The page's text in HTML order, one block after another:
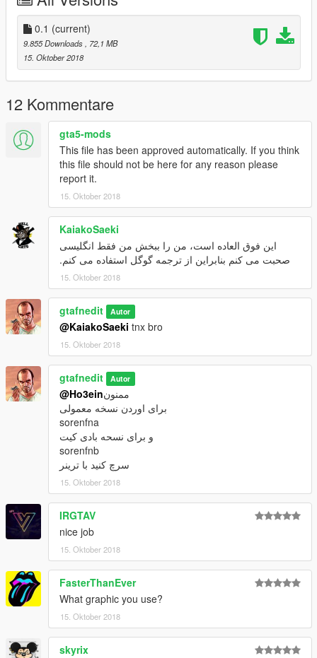
هندلینگ درست
اکسترا ساب و باک سی ان جی
متریال با کیفیت
@gtafnedit
Spawn name
0.1 (current)
9.855 Downloads
, 72,1 MB
15. Oktober 2018
12 Kommentare
gta5-mods
This file has been approved automatically. If you think
this file should not be here for any reason please
report it.
15. Oktober 2018
KaiakoSaeki
این فوق العاده است، من را ببخش من فقط انگلیسی
صحبت می کنم بنابراین از ترجمه گوگل استفاده می کنم.
15. Oktober 2018
gtafnedit Autor
@KaiakoSaeki tnx bro
15. Oktober 2018
gtafnedit Autor
@Ho3einممنون
برای اوردن نسخه معمولی
sorenfna
و برای نسحه بادی کیت
sorenfnb
سرچ کنید با ترینر
15. Oktober 2018
IRGTAV
nice job
15. Oktober 2018
FasterThanEver
What graphic you use?
15. Oktober 2018
skyrix